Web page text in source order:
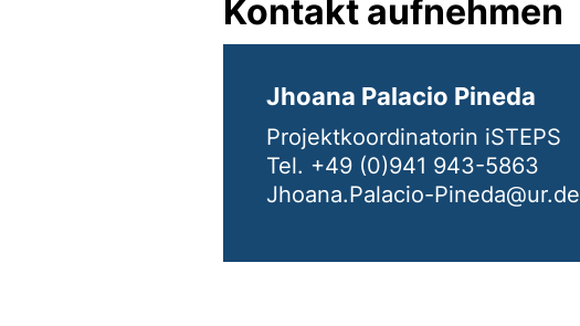
Kontakt aufnehmen
Jhoana Palacio Pineda
Projektkoordinatorin iSTEPS
Tel. +49 (0)941 943-5863
Jhoana.Palacio-Pineda@ur.de